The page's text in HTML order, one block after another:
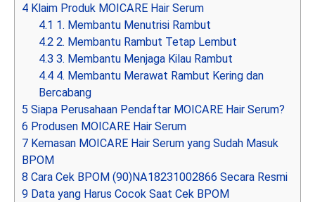
4 Klaim Produk MOICARE Hair Serum
4.1 1. Membantu Menutrisi Rambut
4.2 2. Membantu Rambut Tetap Lembut
4.3 3. Membantu Menjaga Kilau Rambut
4.4 4. Membantu Merawat Rambut Kering dan
Bercabang
5 Siapa Perusahaan Pendaftar MOICARE Hair Serum?
6 Produsen MOICARE Hair Serum
7 Kemasan MOICARE Hair Serum yang Sudah Masuk
BPOM
8 Cara Cek BPOM (90)NA18231002866 Secara Resmi
9 Data yang Harus Cocok Saat Cek BPOM